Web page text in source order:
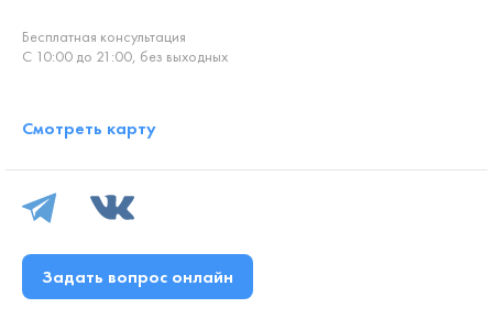
Бесплатная консультация
С 10:00 до 21:00, без выходных
Смотреть карту
Задать вопрос онлайн